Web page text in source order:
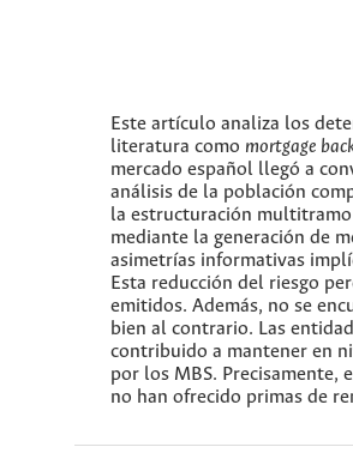
Este artículo analiza los
literatura como mortgage
mercado español llegó a
análisis de la población
la estructuración multitramo
mediante la generación de
asimetrías informativas
Esta reducción del riesgo
emitidos. Además, no se
bien al contrario. Las
contribuido a mantener en
por los MBS. Precisamente,
no han ofrecido primas de